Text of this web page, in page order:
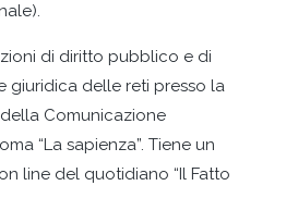
di diritto pubblico e di
giuridica delle reti presso la
Comunicazione
“La sapienza”. Tiene un
line del quotidiano “Il Fatto